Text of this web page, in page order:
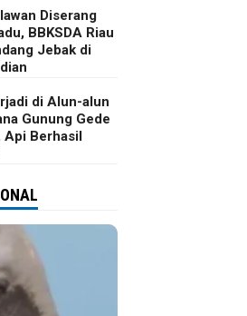
Diserang
BBKSDA Riau
Jebak di
di Alun-alun
Gunung Gede
Api Berhasil